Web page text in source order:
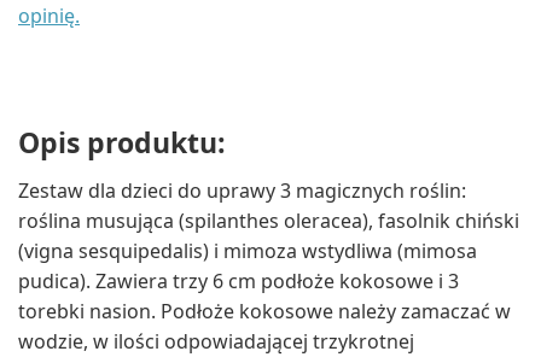
opinię.
Opis produktu:
Zestaw dla dzieci do uprawy 3 magicznych roślin:
roślina musująca (spilanthes oleracea), fasolnik chiński
(vigna sesquipedalis) i mimoza wstydliwa (mimosa
pudica). Zawiera trzy 6 cm podłoże kokosowe i 3
torebki nasion. Podłoże kokosowe należy zamaczać w
wodzie, w ilości odpowiadającej trzykrotnej